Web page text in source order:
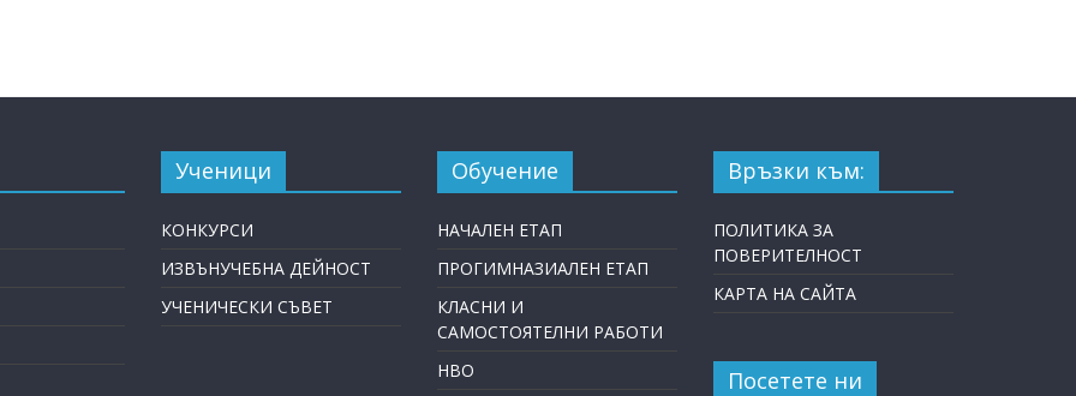
Ученици
КОНКУРСИ
ИЗВЪНУЧЕБНА ДЕЙНОСТ
УЧЕНИЧЕСКИ СЪВЕТ
Обучение
НАЧАЛЕН ЕТАП
ПРОГИМНАЗИАЛЕН ЕТАП
КЛАСНИ И
САМОСТОЯТЕЛНИ РАБОТИ
НВО
Връзки към:
ПОЛИТИКА ЗА
ПОВЕРИТЕЛНОСТ
КАРТА НА САЙТА
Посетете ни